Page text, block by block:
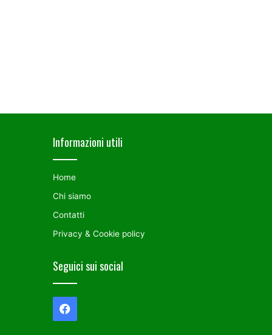
Informazioni utili
Home
Chi siamo
Contatti
Privacy & Cookie policy
Seguici sui social
Facebook
Residuo
cos’è
e
impatto
sulla12 Giugno 2019
Residuo fisso: cos’è e che impatto ha sulla